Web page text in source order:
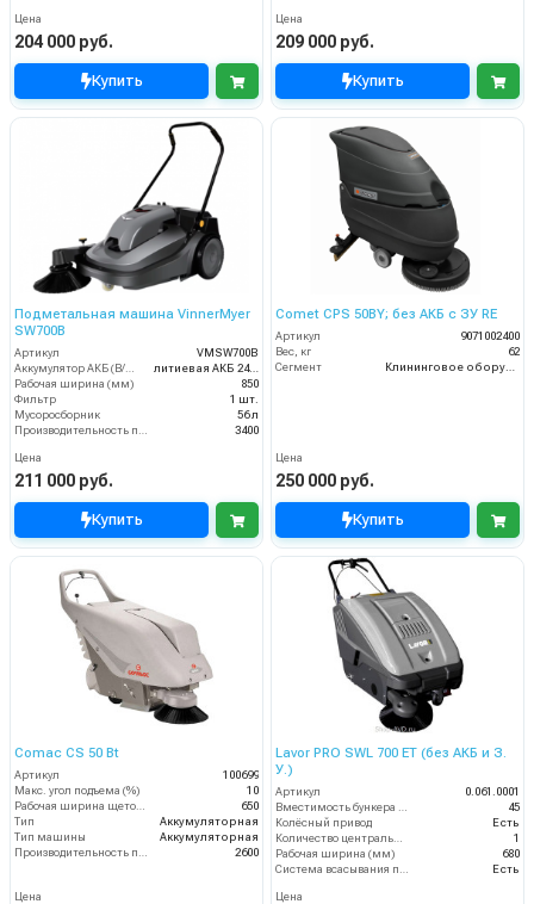
Цена
204 000 руб.
Купить
Цена
209 000 руб.
Купить
Подметальная машина VinnerMyer
SW700B
Артикул
VMSW700B
Аккумулятор АКБ (В/А·ч)
литиевая АКБ 24Ач
Рабочая ширина (мм)
850
Фильтр
1 шт.
Мусоросборник
56 л
Производительность по площади (м2/ч)
3400
Цена
211 000 руб.
Купить
Comet CPS 50BY; без АКБ с ЗУ RE
Артикул
9071002400
Вес, кг
62
Сегмент
Клининговое оборудование
Цена
250 000 руб.
Купить
Comac CS 50 Bt
Артикул
100699
Макс. угол подъема (%)
10
650
Тип
Аккумуляторная
Тип машины
Аккумуляторная
2600
Цена
Lavor PRO SWL 700 ET (без АКБ и З.
У.)
Артикул
0.061.0001
45
Колёсный привод
Есть
1
Рабочая ширина (мм)
680
Есть
Цена